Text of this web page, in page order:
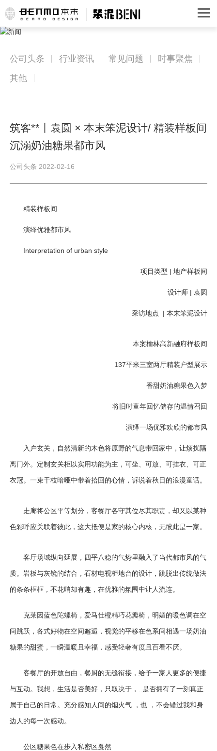
公司头条 行业资讯 常见问题
时事聚焦
其他
筑客**丨袁圆 × 本末笨泥设计/ 精装样板间
沉溺奶油糖果都市风
公司头条 2022-02-16
精装样板间
演绎优雅都市风
Interpretation of urban style
项目类型 | 地产样板间
设计师 | 袁圆
采访地点 | 本末笨泥设计
本案榆林高新融府样板间
137平米三室两厅精装户型展示
香甜奶油糖果色入梦
将旧时童年回忆储存的温情召回
演绎一场优雅欢欣的都市风
入户玄关，自然清新的木色将原野的气息带回家中，让烦扰隔
离门外。定制玄关柜以实用功能为主，可坐、可放、可挂衣、可正
衣冠。一束干枝暗哑中带着拾回的心情，诉说着秋日的浪漫童话。
走廊将公区平等划分，客餐厅各守其位尽其职责，却又以某种
色彩呼应关联着彼此，这大抵便是家的核心内核，无彼此是一家。
客厅场域纵向延展，四平八稳的气势里融入了当代都市风的气
质。岩板与灰镜的结合，石材电视柜地台的设计，跳脱出传统做法
的条条框框，不花哨却有趣，在优雅的氛围中让人流连。
克莱因蓝色陀螺椅，爱马仕橙精巧花瓣椅，明媚的暖色调在空
间跳跃，各式好物在空间邂逅，视觉的平移在色系间相遇一场奶油
糖果的甜蜜，一瞬温暖且幸福，感受轻奢有度且百看不厌。
客餐厅的开放自由，餐厨的无缝衔接，给予一家人更多的便捷
与互动。我想，生活是否美好，只取决于，..是否拥有了一刻真正
属于自己的日常。充分感知人间的烟火气 ，也 ，不会错过我和身
边人的每一次感动。
公区糖果色在步入私密区戛然